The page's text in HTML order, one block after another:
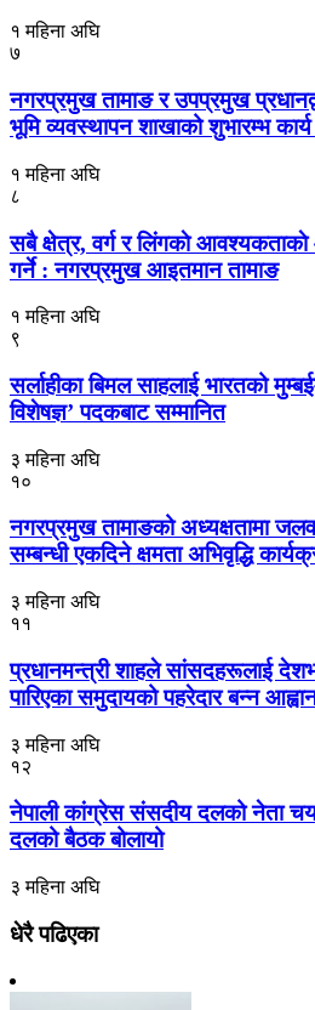
१ महिना अघि
७
नगरप्रमुख तामाङ र उपप्रमुख
भूमि व्यवस्थापन शाखाको शुभारम्भ
१ महिना अघि
८
सबै क्षेत्र, वर्ग र लिंगकाे
गर्ने : नगरप्रमुख आइतमान तामाङ
१ महिना अघि
९
सर्लाहीका बिमल साहलाई भारतको
विशेषज्ञ’ पदकबाट सम्मानित
३ महिना अघि
१०
नगरप्रमुख तामाङको अध्यक्षतामा
सम्बन्धी एकदिने क्षमता अभिवृद्धि
३ महिना अघि
११
प्रधानमन्त्री शाहले सांसदहरूलाई
पारिएका समुदायको पहरेदार बन्न
३ महिना अघि
१२
नेपाली कांग्रेस संसदीय दलको नेता
दलको बैठक बोलायो
३ महिना अघि
धेरै पढिएका